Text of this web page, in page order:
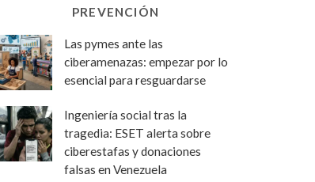
PREVENCIÓN
Las pymes ante las
ciberamenazas: empezar por lo
esencial para resguardarse
Ingeniería social tras la
tragedia: ESET alerta sobre
ciberestafas y donaciones
falsas en Venezuela